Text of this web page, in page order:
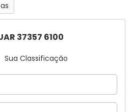
37357 6100
Sua Classificação